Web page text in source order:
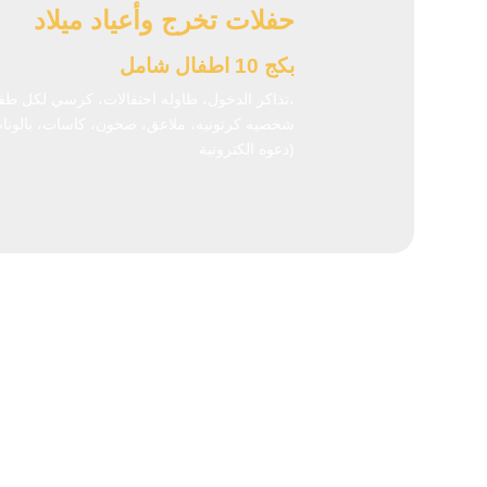
حفلات تخرج وأعياد ميلاد
بكج 10 اطفال شامل